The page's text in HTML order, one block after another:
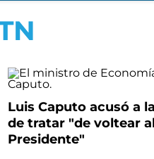
Luis Caputo acusó a
de tratar "de voltear al
Presidente"